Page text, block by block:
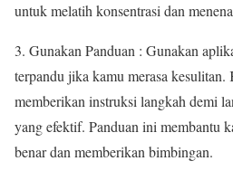
untuk melatih konsentrasi dan
3. Gunakan Panduan : Gunakan
terpandu jika kamu merasa
memberikan instruksi langkah demi
yang efektif. Panduan ini membantu
benar dan memberikan bimbingan.